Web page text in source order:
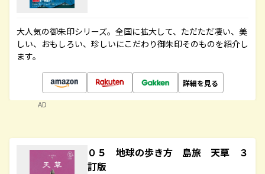
大人気の御朱印シリーズ。全国に拡大して、ただただ凄い、美
しい、おもしろい、珍しいにこだわり御朱印そのものを紹介し
ます。
詳細を見る
AD
０５ 地球の歩き方 島旅 天草 ３
訂版